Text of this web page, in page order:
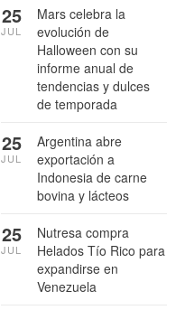
Mars celebra la
evolución de
Halloween con su
informe anual de
tendencias y dulces
de temporada
25
JUL
Argentina abre
exportación a
Indonesia de carne
bovina y lácteos
25
JUL
Nutresa compra
Helados Tío Rico para
expandirse en
Venezuela
25
JUL